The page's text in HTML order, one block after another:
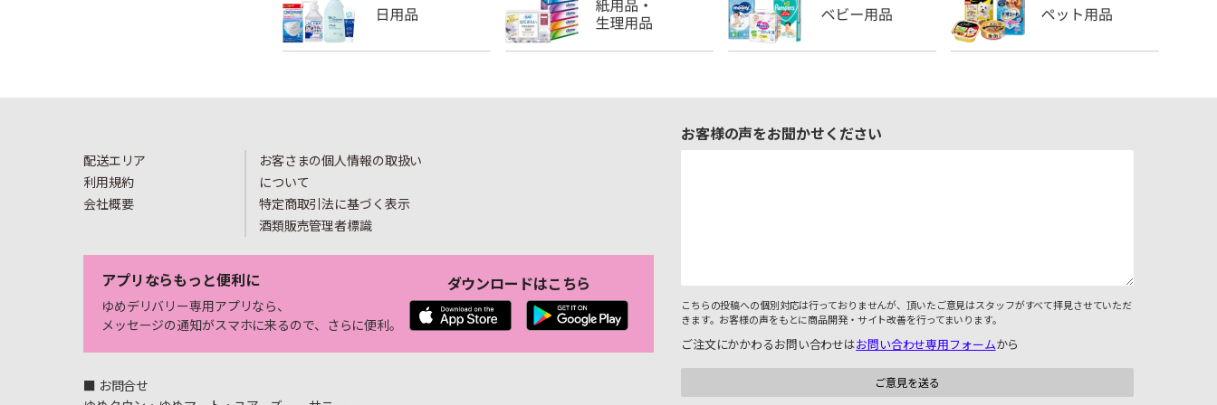
配送エリア
利用規約
会社概要
お客さまの個人情報の取扱い
について
特定商取引法に基づく表示
酒類販売管理者標識
アプリならもっと便利に
ゆめデリバリー専用アプリなら、
メッセージの通知がスマホに来るので、さらに便利。
ダウンロードはこちら
■ お問合せ
お客様の声をお聞かせください
こちらの投稿への個別対応は行っておりませんが、頂いたご意見はスタッフがすべて拝見させていただ
きます。お客様の声をもとに商品開発・サイト改善を行ってまいります。
ご注文にかかわるお問い合わせはお問い合わせ専用フォームから